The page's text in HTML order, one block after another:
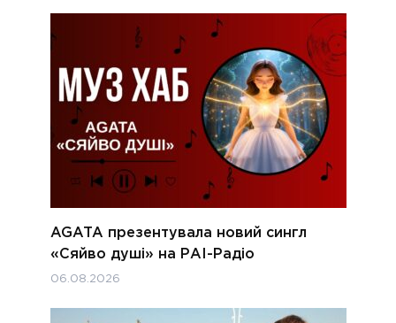
AGATA презентувала новий сингл
«Сяйво душі» на РАІ-Радіо
06.08.2026